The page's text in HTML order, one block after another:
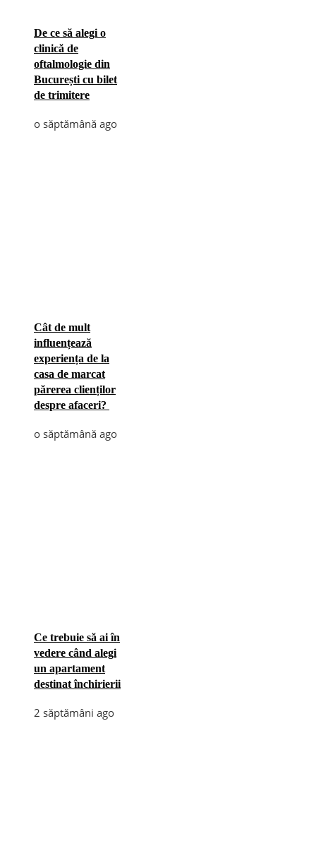
De ce să alegi o
clinică de
oftalmologie din
București cu bilet
de trimitere
o săptămână ago
Cât de mult
influențează
experiența de la
casa de marcat
părerea clienților
despre afaceri?
o săptămână ago
Ce trebuie să ai în
vedere când alegi
un apartament
destinat închirierii
2 săptămâni ago